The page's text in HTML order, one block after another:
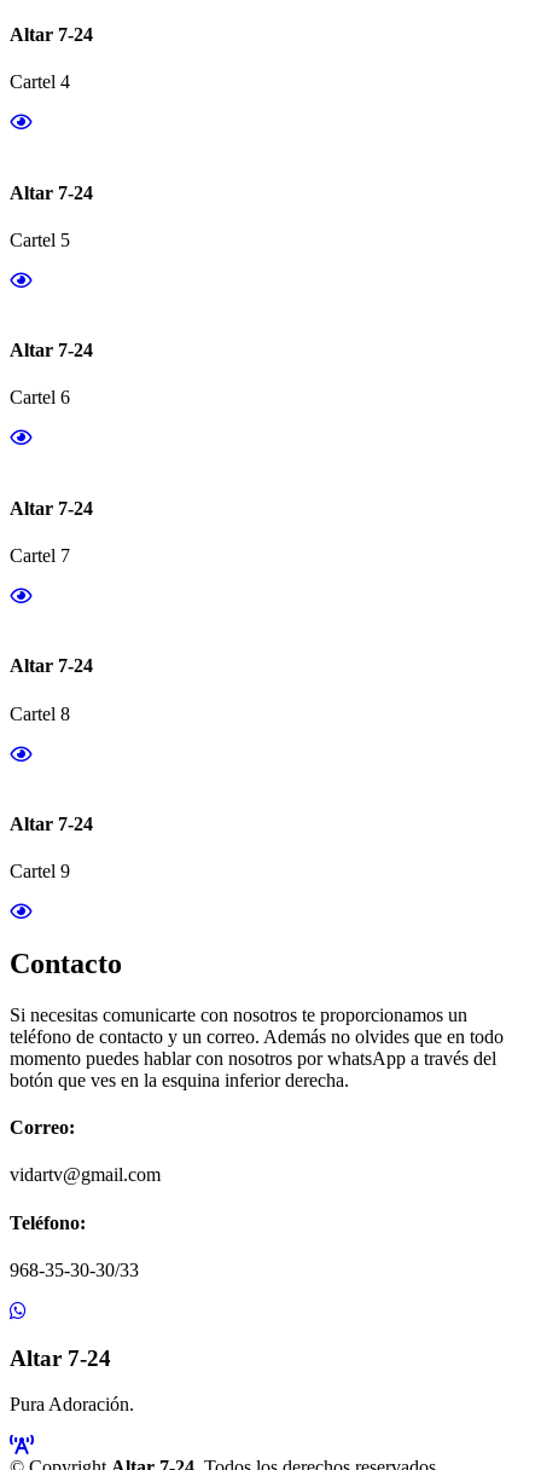
Altar 7-24
Cartel 4
Altar 7-24
Cartel 5
Altar 7-24
Cartel 6
Altar 7-24
Cartel 7
Altar 7-24
Cartel 8
Altar 7-24
Cartel 9
Contacto
Si necesitas comunicarte con nosotros te proporcionamos un
teléfono de contacto y un correo. Además no olvides que en todo
momento puedes hablar con nosotros por whatsApp a través del
botón que ves en la esquina inferior derecha.
Correo:
vidartv@gmail.com
Teléfono:
968-35-30-30/33
Altar 7-24
Pura Adoración.